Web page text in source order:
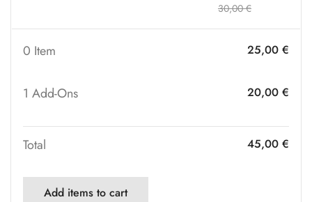
30,00€
0 Item 25,00 €
1 Add-Ons 20,00 €
Total 45,00 €
Add items to cart